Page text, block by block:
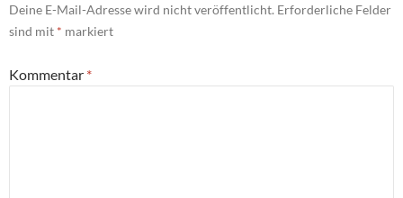
Deine E-Mail-Adresse wird nicht veröffentlicht. Erforderliche Felder
sind mit * markiert
Kommentar *